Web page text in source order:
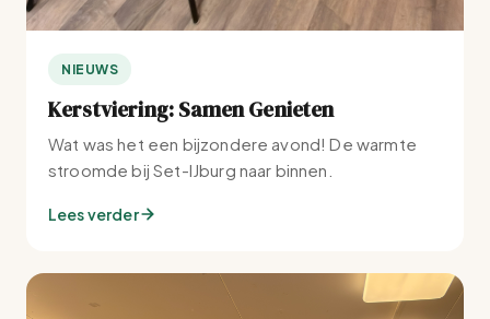
NIEUWS
Kerstviering: Samen Genieten
Wat was het een bijzondere avond! De warmte
stroomde bij Set-IJburg naar binnen.
Lees verder